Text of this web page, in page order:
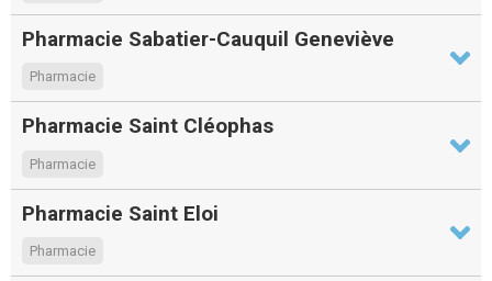
Pharmacie Sabatier-Cauquil Geneviève
Pharmacie
Pharmacie Saint Cléophas
Pharmacie
Pharmacie Saint Eloi
Pharmacie